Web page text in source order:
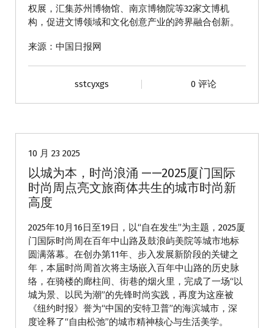
权展，汇集苏州博物馆、南京博物院等32家文博机
构，促进文博领域和文化创意产业的跨界融合创新。
来源：中国日报网
sstcyxgs 0 评论
10 月 23 2025
以城为本，时尚浪涌 ——2025厦门国际
时尚周点亮文旅商体共生的城市时尚新
高度
2025年10月16日至19日，以“自在发生”为主题，2025厦
门国际时尚周在百年中山路及鼓浪屿美院等城市地标
圆满落幕。在创办第11年、步入发展新阶段的关键之
年，本届时尚周首次将主场嵌入百年中山路的历史脉
络，在骑楼的廊柱间、街巷的烟火里，完成了一场“以
城为景、以民为潮”的先锋时尚实践，再度为这座被
《纽约时报》誉为“中国的安特卫普”的海滨城市，深
度诠释了“自由松弛”的城市精神核心与生活美学。